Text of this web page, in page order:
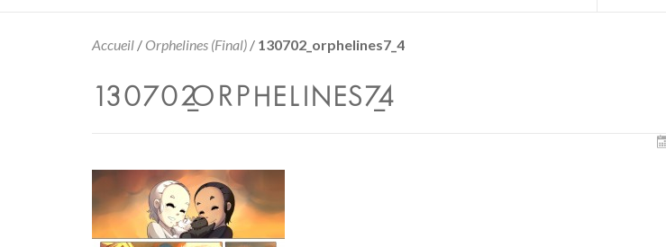
Accueil / Orphelines (Final) / 130702_orphelines7_4
130702_ORPHELINES7_4